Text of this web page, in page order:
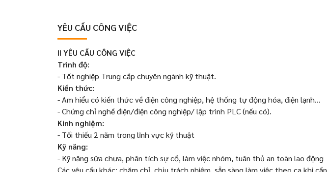
YÊU CẦU CÔNG VIỆC
II YÊU CẦU CÔNG VIỆC
Trình độ:
- Tốt nghiệp Trung cấp chuyên ngành kỹ thuật.
Kiến thức:
- Am hiểu có kiến thức về điện công nghiệp, hệ thống tự động hóa, điện lạnh...
- Chứng chỉ nghề điện/điện công nghiệp/ lập trình PLC (nếu có).
Kinh nghiệm:
- Tối thiếu 2 năm trong lĩnh vực kỹ thuật
Kỹ năng:
- Kỹ năng sữa chưa, phân tích sự cố, làm việc nhóm, tuân thủ an toàn lao động
Các yêu cầu khác: chăm chỉ, chịu trách nhiệm, sẵn sàng làm việc theo ca khi cần.